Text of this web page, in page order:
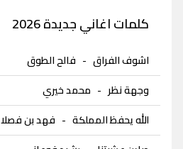
كلمات اغاني جديدة 2026
اشوف الفراق - فالح الطوق
وجهة نظر - محمد خيري
الله يحفظ المملكة - فهد بن فصلا